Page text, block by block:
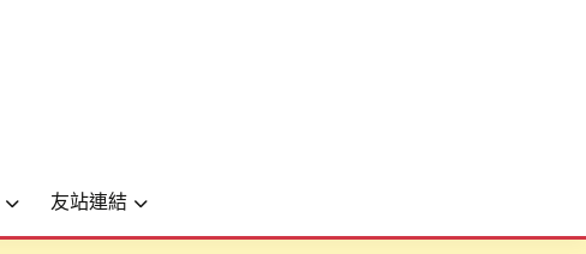
友站連結